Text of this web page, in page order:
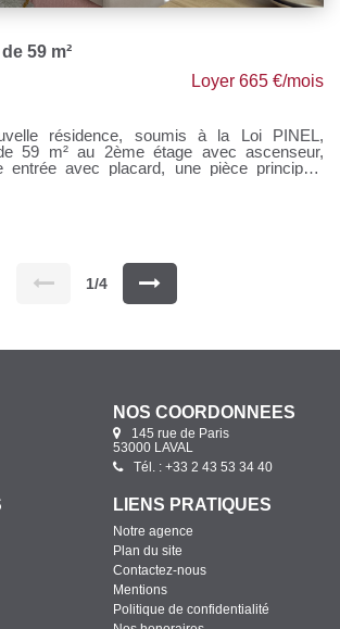
59 m²
Loyer 665 €/mois
résidence, soumis à la Loi PINEL,
59 m² au 2ème étage avec ascenseur,
entrée avec placard, une pièce principale
Si vous souhaitez visiter, rendez-vous sur
l'onglet "Dossier de candidature" afin de
dossier par mail.
1/4
NOS COORDONNÉES
145 rue de Paris
53000 LAVAL
Tél. : +33 2 43 53 34 40
LIENS PRATIQUES
Notre agence
Plan du site
Contactez-nous
Mentions
Politique de confidentialité